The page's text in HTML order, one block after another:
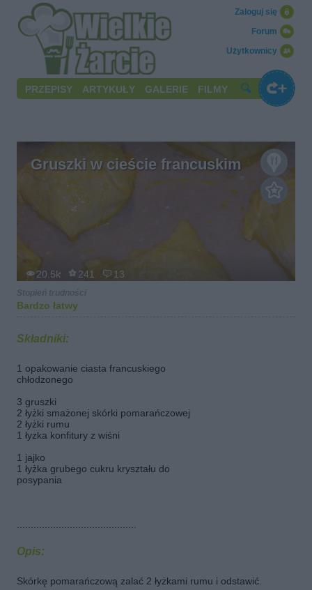
Użytkownicy
Forum
Zaloguj się
PRZEPISY ARTYKUŁY GALERIE FILMY
Gruszki w cieście francuskim
20.5k 241 13
Bardzo łatwy
Składniki:
1 opakowanie ciasta francuskiego
chłodzonego
3 gruszki
2 łyżki smażonej skórki pomarańczowej
2 łyżki rumu
1 łyzka konfitury z wiśni
1 jajko
1 łyżka grubego cukru kryształu do
posypania
Opis:
Skórkę pomarańczową zalać 2 łyżkami rumu i odstawić.